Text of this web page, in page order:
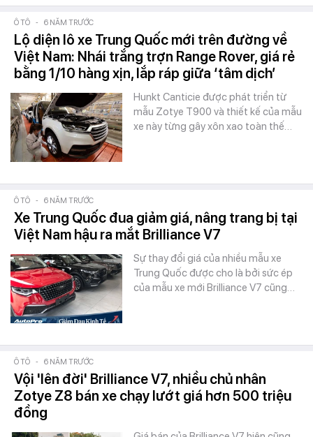
Ô TÔ - 6 NĂM TRƯỚC
Lộ diện lô xe Trung Quốc mới trên đường về
Việt Nam: Nhái trắng trợn Range Rover, giá rẻ
bằng 1/10 hàng xịn, lắp ráp giữa ‘tâm dịch’
Hunkt Canticie được phát triển từ
mẫu Zotye T900 và thiết kế của mẫu
xe này từng gây xôn xao toàn thế…
Ô TÔ - 6 NĂM TRƯỚC
Xe Trung Quốc đua giảm giá, nâng trang bị tại
Việt Nam hậu ra mắt Brilliance V7
Sự thay đổi giá của nhiều mẫu xe
Trung Quốc được cho là bởi sức ép
của mẫu xe mới Brilliance V7 cũng…
Ô TÔ - 6 NĂM TRƯỚC
Vội 'lên đời' Brilliance V7, nhiều chủ nhân
Zotye Z8 bán xe chạy lướt giá hơn 500 triệu
đồng